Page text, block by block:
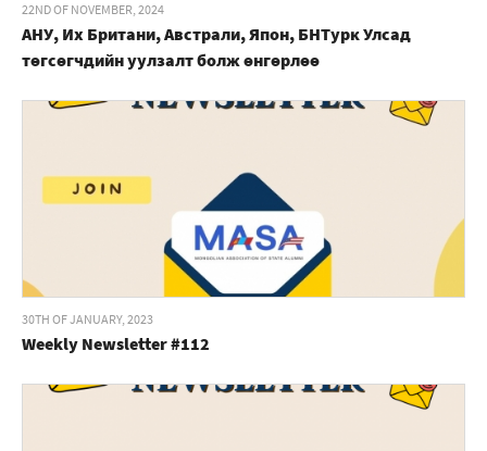
22ND OF NOVEMBER, 2024
АНУ, Их Британи, Австрали, Япон, БНТурк Улсад
төгсөгчдийн уулзалт болж өнгөрлөө
30TH OF JANUARY, 2023
Weekly Newsletter #112